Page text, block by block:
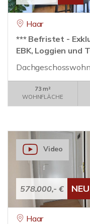
Haar
*** Befristet -
EBK, Loggien und
73 m²
WOHNFLÄCHE
578.000,- € NEU
Video
Haar